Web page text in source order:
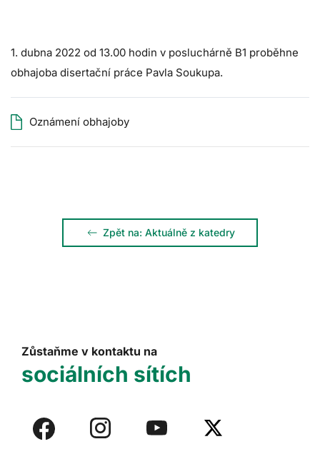
1. dubna 2022 od 13.00 hodin v posluchárně B1 proběhne
obhajoba disertační práce Pavla Soukupa.
Oznámení obhajoby
Zpět na: Aktuálně z katedry
Zůstaňme v kontaktu na
sociálních sítích